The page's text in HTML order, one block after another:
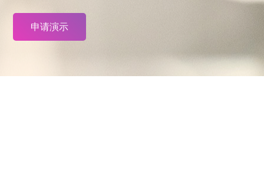
申请演示